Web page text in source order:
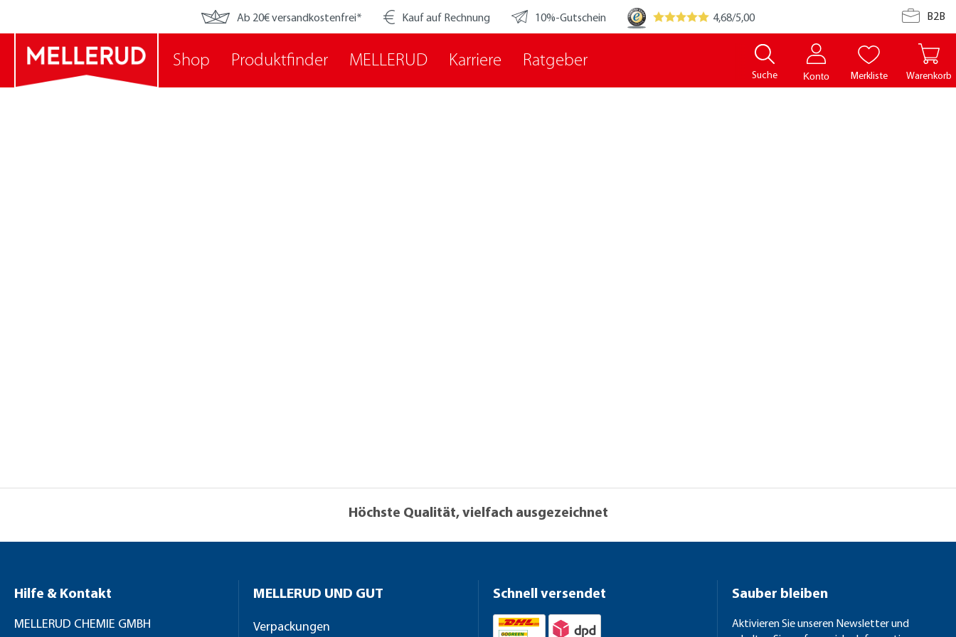
Ab 20€ versandkostenfrei* Kauf auf Rechnung 10%-Gutschein 4,68/5,00
Shop Produktfinder MELLERUD Karriere Ratgeber
Suche Konto Merkliste
B2B
Warenkorb
Höchste Qualität, vielfach ausgezeichnet
Hilfe & Kontakt
MELLERUD CHEMIE GMBH
MELLERUD UND GUT
Verpackungen
Schnell versendet Sauber bleiben
Aktivieren Sie unseren Newsletter und